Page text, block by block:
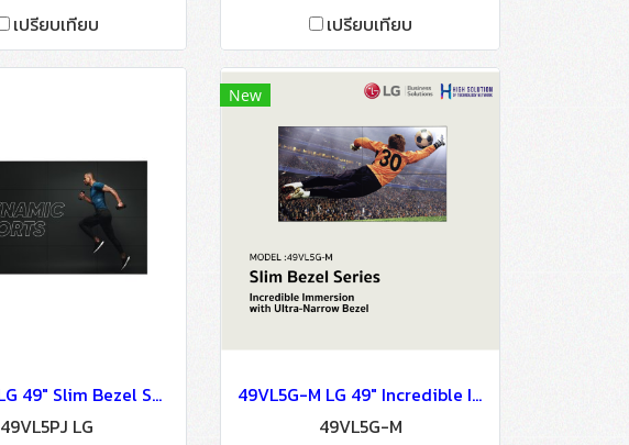
เปรียบเทียบ
เปรียบเทียบ
49VL5PJ LG 49" Slim Bezel Series OLED Signage Information Display
49VL5PJ LG
New
49VL5G-M LG 49" Incredible Immersion with Ultra-Narrow Bezel OLED Signage Information Display
49VL5G-M